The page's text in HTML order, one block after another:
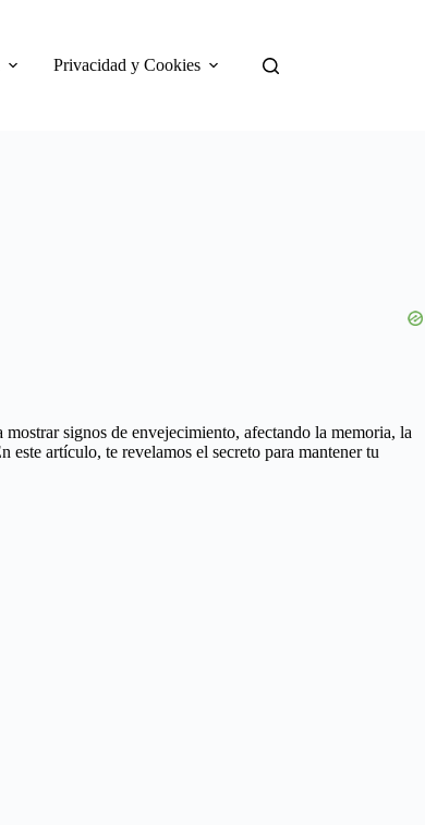
Privacidad y Cookies
signos de envejecimiento, afectando la memoria, la
artículo, te revelamos el secreto para mantener tu